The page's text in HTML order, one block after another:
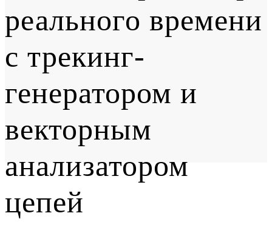
реального времени
с трекинг-
генератором и
векторным
анализатором
цепей